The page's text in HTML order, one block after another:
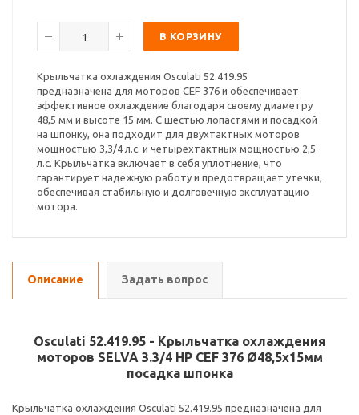
В КОРЗИНУ
Крыльчатка охлаждения Osculati 52.419.95
предназначена для моторов CEF 376 и обеспечивает
эффективное охлаждение благодаря своему диаметру
48,5 мм и высоте 15 мм. С шестью лопастями и посадкой
на шпонку, она подходит для двухтактных моторов
мощностью 3,3/4 л.с. и четырехтактных мощностью 2,5
л.с. Крыльчатка включает в себя уплотнение, что
гарантирует надежную работу и предотвращает утечки,
обеспечивая стабильную и долговечную эксплуатацию
мотора.
Описание Задать вопрос
Osculati 52.419.95 - Крыльчатка охлаждения
моторов SELVA 3.3/4 HP CEF 376 Ø48,5x15мм
посадка шпонка
Крыльчатка охлаждения Osculati 52.419.95 предназначена для